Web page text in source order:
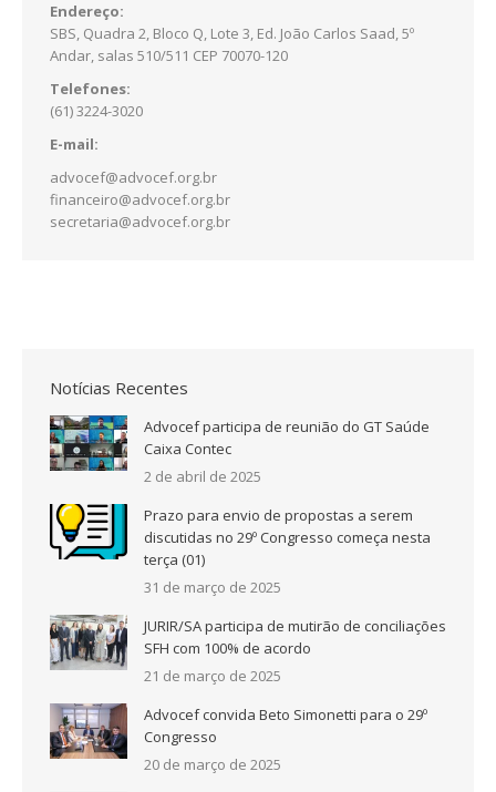
Endereço:
SBS, Quadra 2, Bloco Q, Lote 3, Ed. João Carlos Saad, 5º
Andar, salas 510/511 CEP 70070-120
Telefones:
(61) 3224-3020
E-mail:
advocef@advocef.org.br
financeiro@advocef.org.br
secretaria@advocef.org.br
Notícias Recentes
Advocef participa de reunião do GT Saúde
Caixa Contec
2 de abril de 2025
Prazo para envio de propostas a serem
discutidas no 29º Congresso começa nesta
terça (01)
31 de março de 2025
JURIR/SA participa de mutirão de conciliações
SFH com 100% de acordo
21 de março de 2025
Advocef convida Beto Simonetti para o 29º
Congresso
20 de março de 2025